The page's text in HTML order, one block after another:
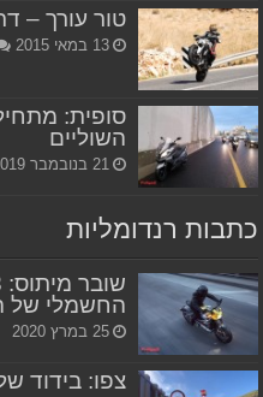
טור עורך –
13 במאי 2015
סופית:
השוליים
21 בנובמבר 2019
כתבות רנדומליות
החשמלי של
25 במרץ 2020
צפו: בידוד שלב 2 לאלוף